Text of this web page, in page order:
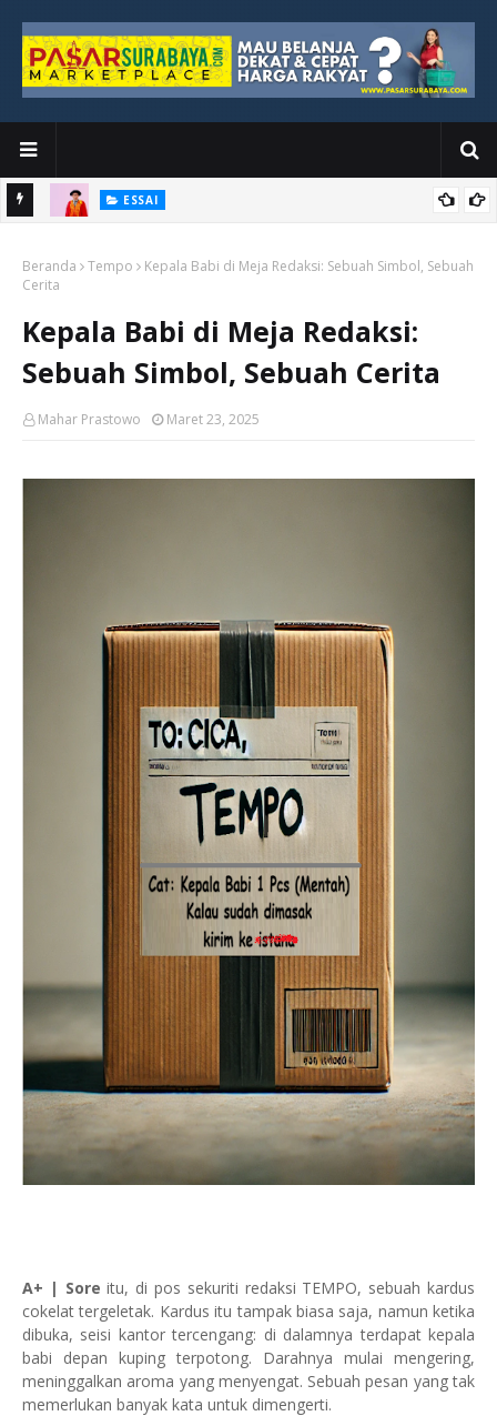
ESSAI
Tidak Berhenti di Panggung Wisuda
Beranda Tempo
Kepala Babi di Meja Redaksi: Sebuah Simbol, Sebuah
Cerita
Kepala Babi di Meja Redaksi:
Sebuah Simbol, Sebuah Cerita
Mahar Prastowo Maret 23, 2025
A+ | Sore itu, di pos sekuriti redaksi TEMPO, sebuah kardus
cokelat tergeletak. Kardus itu tampak biasa saja, namun ketika
dibuka, seisi kantor tercengang: di dalamnya terdapat kepala
babi depan kuping terpotong. Darahnya mulai mengering,
meninggalkan aroma yang menyengat. Sebuah pesan yang tak
memerlukan banyak kata untuk dimengerti.